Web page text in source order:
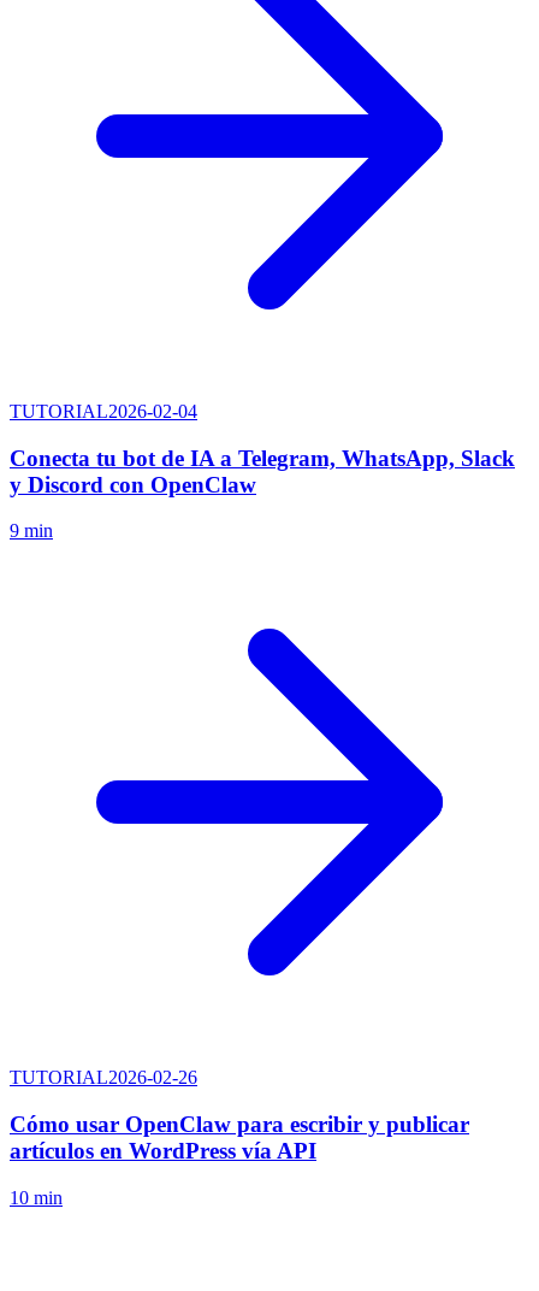
TUTORIAL2026-02-04
Conecta tu bot de IA a Telegram, WhatsApp, Slack
y Discord con OpenClaw
9 min
TUTORIAL2026-02-26
Cómo usar OpenClaw para escribir y publicar
artículos en WordPress vía API
10 min